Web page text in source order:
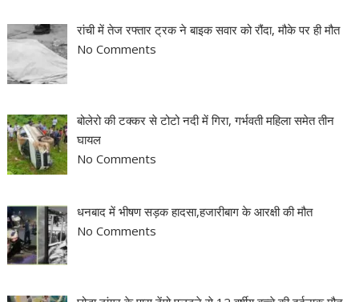
रांची में तेज रफ्तार ट्रक ने बाइक सवार को रौंदा, मौके पर ही मौत
No Comments
बोलेरो की टक्कर से टोटो नदी में गिरा, गर्भवती महिला समेत तीन
घायल
No Comments
धनबाद में भीषण सड़क हादसा,हजारीबाग के आरक्षी की मौत
No Comments